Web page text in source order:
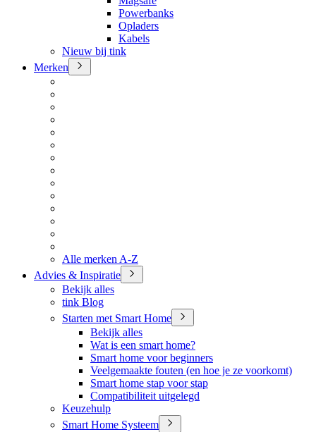
Powerbanks
Opladers
Kabels
Nieuw bij tink
Merken
Alle merken A-Z
Advies & Inspiratie
Bekijk alles
tink Blog
Starten met Smart Home
Bekijk alles
Wat is een smart home?
Smart home voor beginners
Veelgemaakte fouten (en hoe je ze voorkomt)
Smart home stap voor stap
Compatibiliteit uitgelegd
Keuzehulp
Smart Home Systeem